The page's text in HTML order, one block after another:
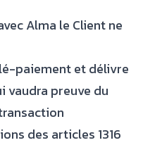
Alma le Client ne
paiement et délivre
vaudra preuve du
des articles 1316